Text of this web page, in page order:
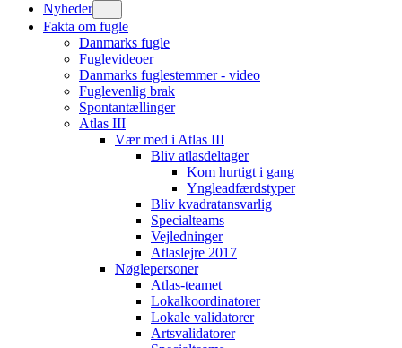
Nyheder
Fakta om fugle
Danmarks fugle
Fuglevideoer
Danmarks fuglestemmer - video
Fuglevenlig brak
Spontantællinger
Atlas III
Vær med i Atlas III
Bliv atlasdeltager
Kom hurtigt i gang
Yngleadfærdstyper
Bliv kvadratansvarlig
Specialteams
Vejledninger
Atlaslejre 2017
Nøglepersoner
Atlas-teamet
Lokalkoordinatorer
Lokale validatorer
Artsvalidatorer